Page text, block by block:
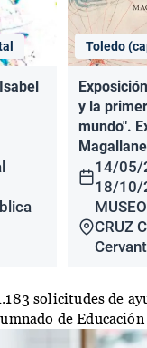
Toledo
y la
mundo".
14/05/
18/10/
CRUZ
solicitudes de
de